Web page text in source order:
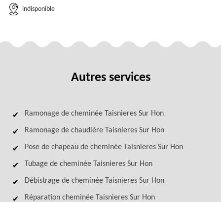
indisponible
Autres services
Ramonage de cheminée Taisnieres Sur Hon
Ramonage de chaudière Taisnieres Sur Hon
Pose de chapeau de cheminée Taisnieres Sur Hon
Tubage de cheminée Taisnieres Sur Hon
Débistrage de cheminée Taisnieres Sur Hon
Réparation cheminée Taisnieres Sur Hon